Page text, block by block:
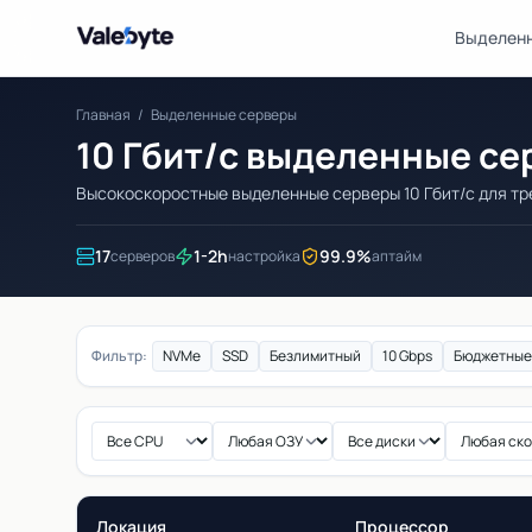
Valebyte
Главная / Выделенные серверы
10 Гбит/с выделенные
Высокоскоростные выделенные серверы 10 Гбит/с для
17серверов 1-2hнастройка 99.9%аптайм
Фильтр: NVMe SSD Безлимитный 10 Gbps Бюджетные
Локация Процессор